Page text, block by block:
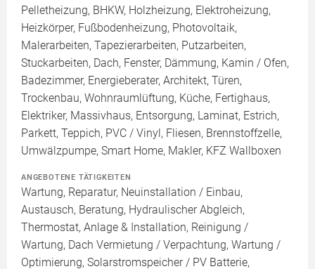
Pelletheizung, BHKW, Holzheizung, Elektroheizung,
Heizkörper, Fußbodenheizung, Photovoltaik,
Malerarbeiten, Tapezierarbeiten, Putzarbeiten,
Stuckarbeiten, Dach, Fenster, Dämmung, Kamin / Ofen,
Badezimmer, Energieberater, Architekt, Türen,
Trockenbau, Wohnraumlüftung, Küche, Fertighaus,
Elektriker, Massivhaus, Entsorgung, Laminat, Estrich,
Parkett, Teppich, PVC / Vinyl, Fliesen, Brennstoffzelle,
Umwälzpumpe, Smart Home, Makler, KFZ Wallboxen
ANGEBOTENE TÄTIGKEITEN
Wartung, Reparatur, Neuinstallation / Einbau,
Austausch, Beratung, Hydraulischer Abgleich,
Thermostat, Anlage & Installation, Reinigung /
Wartung, Dach Vermietung / Verpachtung, Wartung /
Optimierung, Solarstromspeicher / PV Batterie,